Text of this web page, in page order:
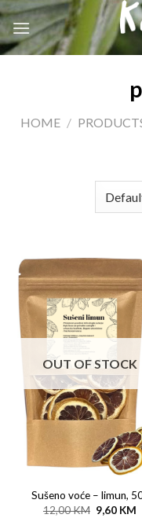
Skip
to
content
HOME /
OUT OF STOCK
Sušeno voće – limun,
12,00KM 9,60 KM